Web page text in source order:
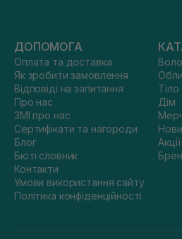
ДОПОМОГА
Оплата та доставка
Як зробити замовлення
Відповіді на запитання
Про нас
ЗМІ про нас
Сертифікати та нагороди
Блог
Бюті словник
Контакти
Умови використання сайту
Політика конфіденційності
Тіло
Дім